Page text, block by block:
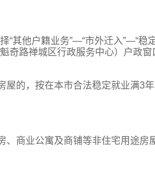
“其他户籍业务”—“市外迁入”—“稳
奇路禅城区行政服务中心）户政窗
屋的，按在本市合法稳定就业满3
、商业公寓及商铺等非住宅用途房